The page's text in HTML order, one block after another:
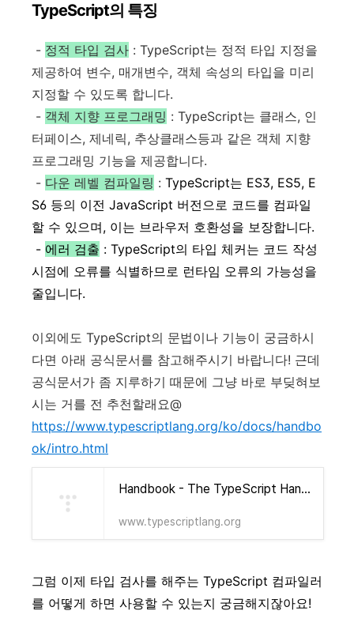
TypeScript의 특징
- 정적 타입 검사 : TypeScript는 정적 타입 지정을
제공하여 변수, 매개변수, 객체 속성의 타입을 미리
지정할 수 있도록 합니다.
- 객체 지향 프로그래밍 : TypeScript는 클래스, 인
터페이스, 제네릭, 추상클래스등과 같은 객체 지향
프로그래밍 기능을 제공합니다.
- 다운 레벨 컴파일링 : TypeScript는 ES3, ES5, E
S6 등의 이전 JavaScript 버전으로 코드를 컴파일
할 수 있으며, 이는 브라우저 호환성을 보장합니다.
- 에러 검출 : TypeScript의 타입 체커는 코드 작성
시점에 오류를 식별하므로 런타임 오류의 가능성을
줄입니다.
이외에도 TypeScript의 문법이나 기능이 궁금하시
다면 아래 공식문서를 참고해주시기 바랍니다! 근데
공식문서가 좀 지루하기 때문에 그냥 바로 부딪혀보
시는 거를 전 추천할래요@
https://www.typescriptlang.org/ko/docs/handbo
ok/intro.html
Handbook - The TypeScript Handbook
www.typescriptlang.org
그럼 이제 타입 검사를 해주는 TypeScript 컴파일러
를 어떻게 하면 사용할 수 있는지 궁금해지잖아요!